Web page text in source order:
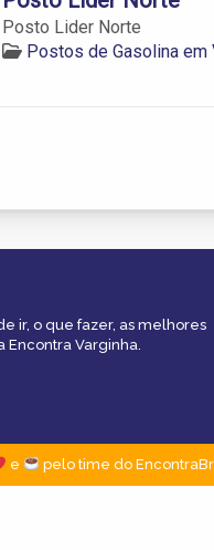
Posto Lider Norte
Postos de Gasolina em
ir, o que fazer, as melhores
Encontra Varginha.
e pelo time do